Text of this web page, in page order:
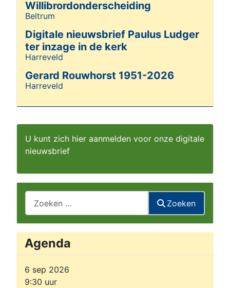
U kunt zich hier aanmelden voor onze digitale
nieuwsbrief
Zoeken
Zoeken
Agenda
6 sep 2026
9:30 uur
Willibrordonderscheiding
Details
Beltrum
Digitale nieuwsbrief Paulus Ludger
ter inzage in de kerk
Details
Harreveld
Gerard Rouwhorst 1951-2026
Details
Harreveld